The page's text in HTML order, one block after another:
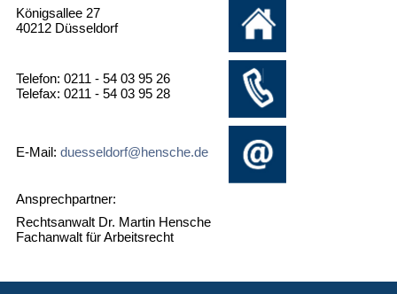
Königsallee 27
40212 Düsseldorf
Telefon: 0211 - 54 03 95 26
Telefax: 0211 - 54 03 95 28
E-Mail: duesseldorf@hensche.de
Ansprechpartner:
Rechtsanwalt Dr. Martin Hensche
Fachanwalt für Arbeitsrecht